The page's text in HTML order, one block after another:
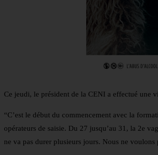
Ce jeudi, le président de la CENI a effectué une
“C’est le début du commencement avec la
opérateurs de saisie. Du 27 jusqu’au 31, la 2e
ne va pas durer plusieurs jours. Nous ne